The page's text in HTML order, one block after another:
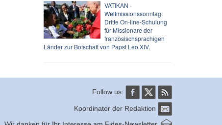
VATIKAN -
Weltmissionssonntag:
Dritte On-line-Schulung
für Missionare der
französischsprachigen
Länder zur Botschaft von Papst Leo XIV.
Follow us:
Koordinator der Redaktion